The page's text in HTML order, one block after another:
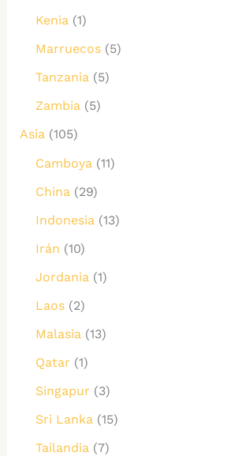
Kenia(1)
Marruecos(5)
Tanzania(5)
Zambia(5)
Asia(105)
Camboya(11)
China(29)
Indonesia(13)
Irán (10)
Jordania(1)
Laos(2)
Malasia(13)
Qatar (1)
Singapur (3)
Sri Lanka(15)
Tailandia(7)